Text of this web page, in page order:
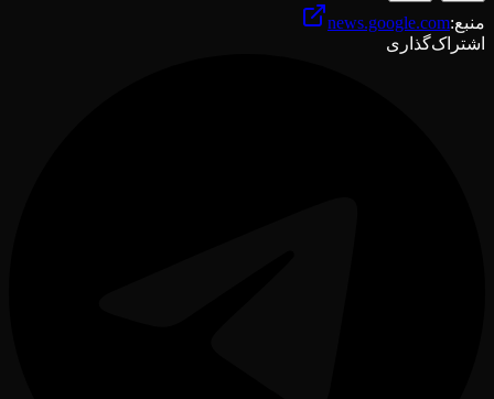
منبع:
news.google.com
اشتراک‌گذاری